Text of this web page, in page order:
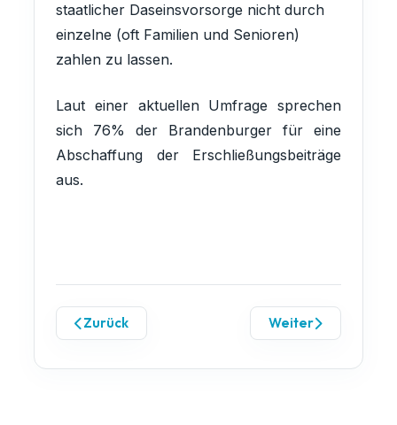
staatlicher Daseinsvorsorge nicht durch
einzelne (oft Familien und Senioren)
zahlen zu lassen.
Laut einer aktuellen Umfrage sprechen
sich 76% der Brandenburger für eine
Abschaffung der Erschließungsbeiträge
aus.
Zurück Weiter